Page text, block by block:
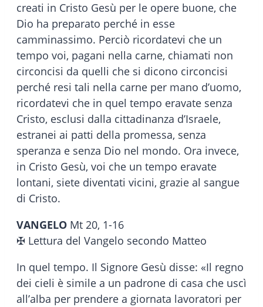
creati in Cristo Gesù per le opere buone, che
Dio ha preparato perché in esse
camminassimo. Perciò ricordatevi che un
tempo voi, pagani nella carne, chiamati non
circoncisi da quelli che si dicono circoncisi
perché resi tali nella carne per mano d’uomo,
ricordatevi che in quel tempo eravate senza
Cristo, esclusi dalla cittadinanza d’Israele,
estranei ai patti della promessa, senza
speranza e senza Dio nel mondo. Ora invece,
in Cristo Gesù, voi che un tempo eravate
lontani, siete diventati vicini, grazie al sangue
di Cristo.
VANGELO Mt 20, 1-16
✠ Lettura del Vangelo secondo Matteo
In quel tempo. Il Signore Gesù disse: «Il regno
dei cieli è simile a un padrone di casa che uscì
all’alba per prendere a giornata lavoratori per